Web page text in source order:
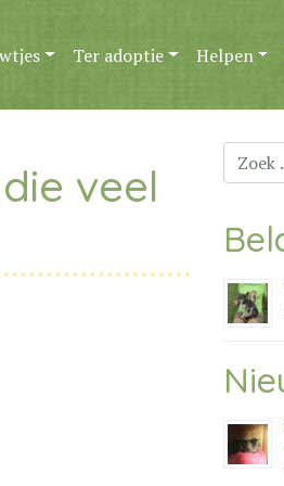
Ter adoptie Helpen
veel
Zoek
naar: